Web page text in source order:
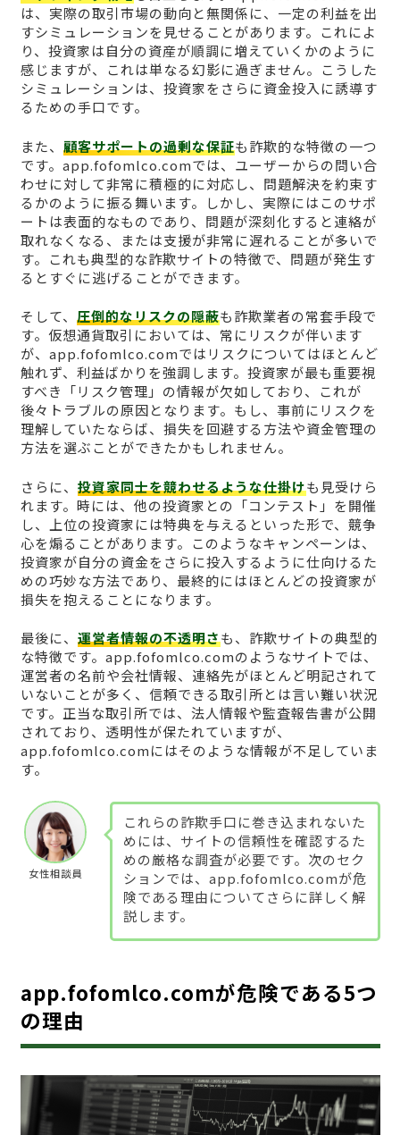
は、実際の取引市場の動向と無関係に、一定の利益を出
すシミュレーションを見せることがあります。これによ
り、投資家は自分の資産が順調に増えていくかのように
感じますが、これは単なる幻影に過ぎません。こうした
シミュレーションは、投資家をさらに資金投入に誘導す
るための手口です。
また、 顧客サポートの過剰な保証も詐欺的な特徴の一つ
です。app.fofomlco.comでは、ユーザーからの問い合
わせに対して非常に積極的に対応し、問題解決を約束す
るかのように振る舞います。しかし、実際にはこのサポ
ートは表面的なものであり、問題が深刻化すると連絡が
取れなくなる、または支援が非常に遅れることが多いで
す。これも典型的な詐欺サイトの特徴で、問題が発生す
るとすぐに逃げることができます。
そして、 圧倒的なリスクの隠蔽も詐欺業者の常套手段で
す。仮想通貨取引においては、常にリスクが伴います
が、app.fofomlco.comではリスクについてはほとんど
触れず、利益ばかりを強調します。投資家が最も重要視
すべき「リスク管理」の情報が欠如しており、これが
後々トラブルの原因となります。もし、事前にリスクを
理解していたならば、損失を回避する方法や資金管理の
方法を選ぶことができたかもしれません。
さらに、 投資家同士を競わせるような仕掛けも見受けら
れます。時には、他の投資家との「コンテスト」を開催
し、上位の投資家には特典を与えるといった形で、競争
心を煽ることがあります。このようなキャンペーンは、
投資家が自分の資金をさらに投入するように仕向けるた
めの巧妙な方法であり、最終的にはほとんどの投資家が
損失を抱えることになります。
最後に、 運営者情報の不透明さも、詐欺サイトの典型的
な特徴です。app.fofomlco.comのようなサイトでは、
運営者の名前や会社情報、連絡先がほとんど明記されて
いないことが多く、信頼できる取引所とは言い難い状況
です。正当な取引所では、法人情報や監査報告書が公開
されており、透明性が保たれていますが、
app.fofomlco.comにはそのような情報が不足していま
す。
女性相談員
これらの詐欺手口に巻き込まれないた
めには、サイトの信頼性を確認するた
めの厳格な調査が必要です。次のセク
ションでは、app.fofomlco.comが危
険である理由についてさらに詳しく解
説します。
app.fofomlco.comが危険である5つ
の理由